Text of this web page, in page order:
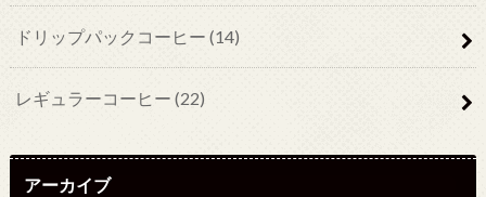
ドリップパックコーヒー (14)
レギュラーコーヒー (22)
アーカイブ